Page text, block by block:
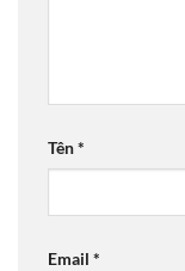
Tên*
Email *